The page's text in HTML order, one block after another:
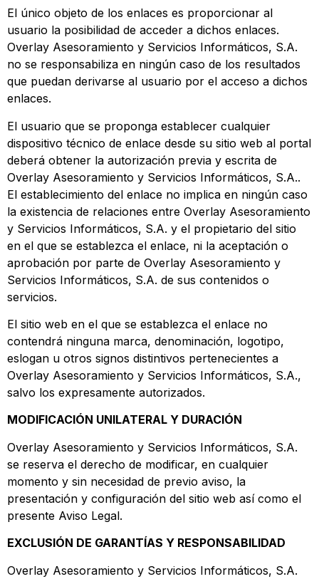
El único objeto de los enlaces es proporcionar al
usuario la posibilidad de acceder a dichos enlaces.
Overlay Asesoramiento y Servicios Informáticos, S.A.
no se responsabiliza en ningún caso de los resultados
que puedan derivarse al usuario por el acceso a dichos
enlaces.
El usuario que se proponga establecer cualquier
dispositivo técnico de enlace desde su sitio web al portal
deberá obtener la autorización previa y escrita de
Overlay Asesoramiento y Servicios Informáticos, S.A..
El establecimiento del enlace no implica en ningún caso
la existencia de relaciones entre Overlay Asesoramiento
y Servicios Informáticos, S.A. y el propietario del sitio
en el que se establezca el enlace, ni la aceptación o
aprobación por parte de Overlay Asesoramiento y
Servicios Informáticos, S.A. de sus contenidos o
servicios.
El sitio web en el que se establezca el enlace no
contendrá ninguna marca, denominación, logotipo,
eslogan u otros signos distintivos pertenecientes a
Overlay Asesoramiento y Servicios Informáticos, S.A.,
salvo los expresamente autorizados.
MODIFICACIÓN UNILATERAL Y DURACIÓN
Overlay Asesoramiento y Servicios Informáticos, S.A.
se reserva el derecho de modificar, en cualquier
momento y sin necesidad de previo aviso, la
presentación y configuración del sitio web así como el
presente Aviso Legal.
EXCLUSIÓN DE GARANTÍAS Y RESPONSABILIDAD
Overlay Asesoramiento y Servicios Informáticos, S.A.